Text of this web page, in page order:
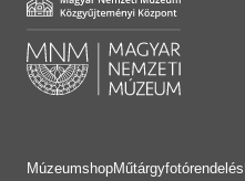
MúzeumshopMűtárgyfotórendelés